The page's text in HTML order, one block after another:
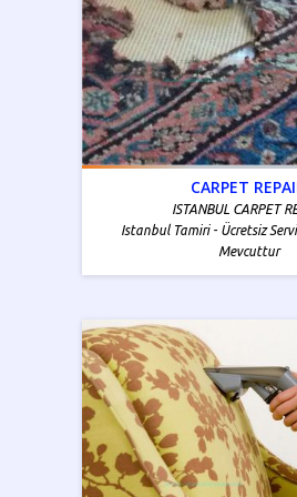
CARPET
ISTANBUL CARPET
Istanbul Tamiri - Ücretsiz
Mevcuttur